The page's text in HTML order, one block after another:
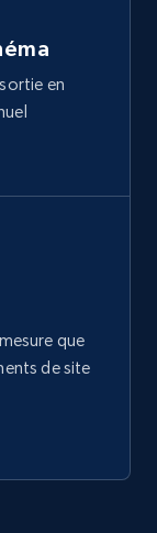
en
que
de site